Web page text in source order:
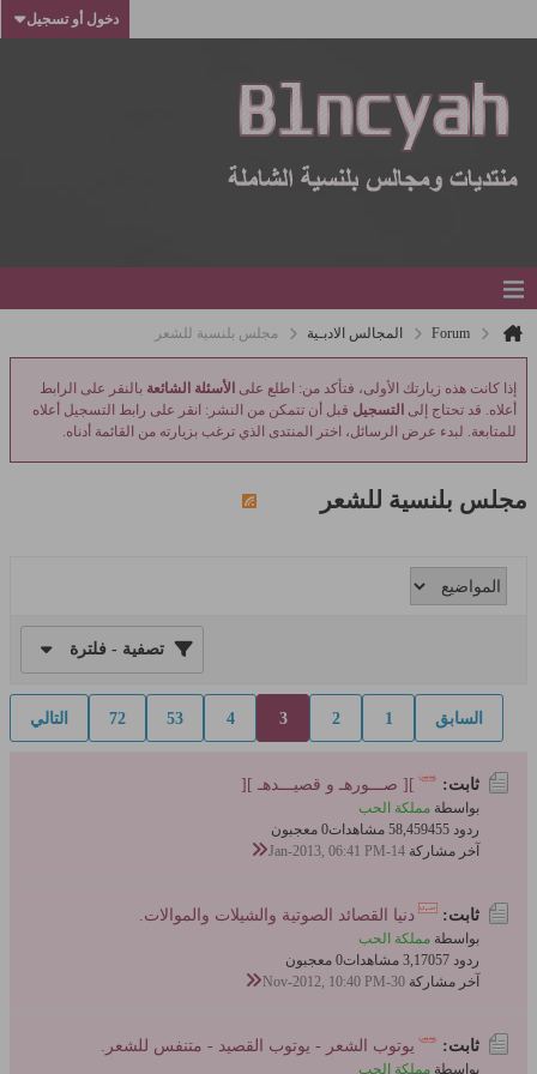
دخول أو تسجيل
Forum المجالس الادبـية مجلس بلنسية للشعر
إذا كانت هذه زيارتك الأولى، فتأكد من: اطلع على الأسئلة الشائعة بالنقر على الرابط
أعلاه. قد تحتاج إلى التسجيل قبل أن تتمكن من النشر: انقر على رابط التسجيل أعلاه
للمتابعة. لبدء عرض الرسائل، اختر المنتدى الذي ترغب بزيارته من القائمة أدناه.
مجلس بلنسية للشعر
تصفية - فلترة
السابق 1
2
3
4
53
72 التالي
ثابت: ][ صـــورهـ و قصيـــدهـ ][
بواسطة مملكة الحب
ردود 455
58,459 مشاهدات
0 معجبون
آخر مشاركة 14-Jan-2013, 06:41 PM
ثابت: دنيا القصائد الصوتية والشيلات والموالات.
بواسطة مملكة الحب
ردود 57
3,170 مشاهدات
0 معجبون
آخر مشاركة 30-Nov-2012, 10:40 PM
ثابت: يوتوب الشعر - يوتوب القصيد - متنفس للشعر.
بواسطة مملكة الحب